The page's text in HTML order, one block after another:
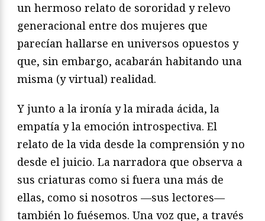
un hermoso relato de sororidad y relevo
generacional entre dos mujeres que
parecían hallarse en universos opuestos y
que, sin embargo, acabarán habitando una
misma (y virtual) realidad.
Y junto a la ironía y la mirada ácida, la
empatía y la emoción introspectiva. El
relato de la vida desde la comprensión y no
desde el juicio. La narradora que observa a
sus criaturas como si fuera una más de
ellas, como si nosotros —sus lectores—
también lo fuésemos. Una voz que, a través